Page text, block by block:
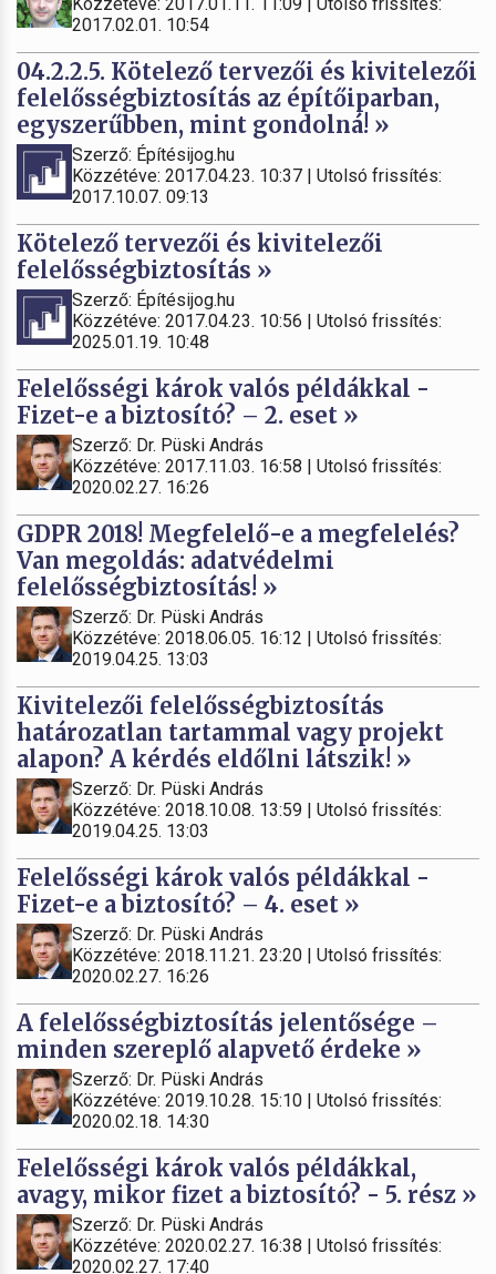
2017.02.01. 10:54
04.2.2.5. Kötelező tervezői és kivitelezői
felelősségbiztosítás az építőiparban,
egyszerűbben, mint gondolná! »
Szerző: Építésijog.hu
Közzétéve: 2017.04.23. 10:37 | Utolsó frissítés:
2017.10.07. 09:13
Kötelező tervezői és kivitelezői
felelősségbiztosítás »
Szerző: Építésijog.hu
Közzétéve: 2017.04.23. 10:56 | Utolsó frissítés:
2025.01.19. 10:48
Felelősségi károk valós példákkal -
Fizet-e a biztosító? – 2. eset »
Szerző: Dr. Püski András
Közzétéve: 2017.11.03. 16:58 | Utolsó frissítés:
2020.02.27. 16:26
GDPR 2018! Megfelelő-e a megfelelés?
Van megoldás: adatvédelmi
felelősségbiztosítás! »
Szerző: Dr. Püski András
Közzétéve: 2018.06.05. 16:12 | Utolsó frissítés:
2019.04.25. 13:03
Kivitelezői felelősségbiztosítás
határozatlan tartammal vagy projekt
alapon? A kérdés eldőlni látszik! »
Szerző: Dr. Püski András
Közzétéve: 2018.10.08. 13:59 | Utolsó frissítés:
2019.04.25. 13:03
Felelősségi károk valós példákkal -
Fizet-e a biztosító? – 4. eset »
Szerző: Dr. Püski András
Közzétéve: 2018.11.21. 23:20 | Utolsó frissítés:
2020.02.27. 16:26
A felelősségbiztosítás jelentősége –
minden szereplő alapvető érdeke »
Szerző: Dr. Püski András
Közzétéve: 2019.10.28. 15:10 | Utolsó frissítés:
2020.02.18. 14:30
Felelősségi károk valós példákkal,
avagy, mikor fizet a biztosító? - 5. rész »
Szerző: Dr. Püski András
Közzétéve: 2020.02.27. 16:38 | Utolsó frissítés:
2020.02.27. 17:40